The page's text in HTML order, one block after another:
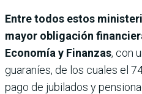
Entre todos estos
mayor obligación
Economía y Finanzas, con
guaraníes, de los cuales el
pago de jubilados y